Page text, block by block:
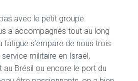
avec le petit groupe
a accompagnés tout au long
fatigue s’empare de nous trois
militaire en Israël,
au Brésil ou encore le port du